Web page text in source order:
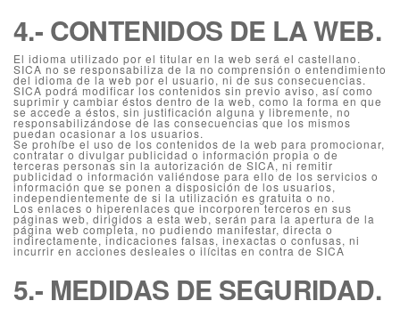
4.- CONTENIDOS DE LA WEB.
El idioma utilizado por el titular en la web será el castellano.
SICA no se responsabiliza de la no comprensión o entendimiento
del idioma de la web por el usuario, ni de sus consecuencias.
SICA podrá modificar los contenidos sin previo aviso, así como
suprimir y cambiar éstos dentro de la web, como la forma en que
se accede a éstos, sin justificación alguna y libremente, no
responsabilizándose de las consecuencias que los mismos
puedan ocasionar a los usuarios.
Se prohíbe el uso de los contenidos de la web para promocionar,
contratar o divulgar publicidad o información propia o de
terceras personas sin la autorización de SICA, ni remitir
publicidad o información valiéndose para ello de los servicios o
información que se ponen a disposición de los usuarios,
independientemente de si la utilización es gratuita o no.
Los enlaces o hiperenlaces que incorporen terceros en sus
páginas web, dirigidos a esta web, serán para la apertura de la
página web completa, no pudiendo manifestar, directa o
indirectamente, indicaciones falsas, inexactas o confusas, ni
incurrir en acciones desleales o ilícitas en contra de SICA
5.- MEDIDAS DE SEGURIDAD.